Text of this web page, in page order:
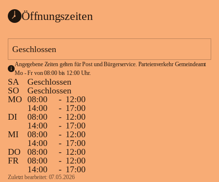
Öffnungszeiten
Geschlossen
Angegebene Zeiten gelten für Post und Bürgerservice. Parteienverkehr Gemeindeamt
Mo - Fr von 08:00 bis 12:00 Uhr.
SA
Geschlossen
SO
Geschlossen
MO 08:00 - 12:00
14:00
- 17:00
DI
08:00 - 12:00
14:00
- 17:00
MI
08:00 - 12:00
14:00
- 17:00
DO
08:00 - 12:00
FR
08:00 - 12:00
14:00
- 17:00
Zuletzt bearbeitet: 07.05.2026